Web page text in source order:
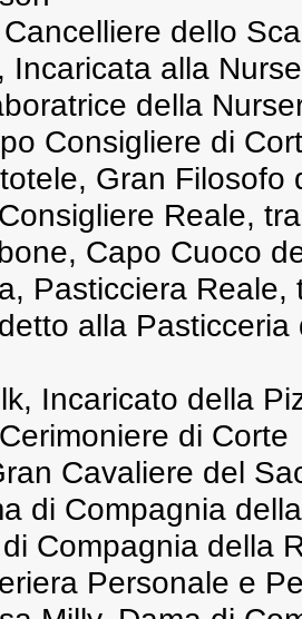
dello
Incaricata alla
della
Consigliere di
Gran Filosofo
Reale,
Capo Cuoco
Pasticciera
alla
Incaricato della
di Corte
Cavaliere del
di Compagnia
Compagnia della
Personale e